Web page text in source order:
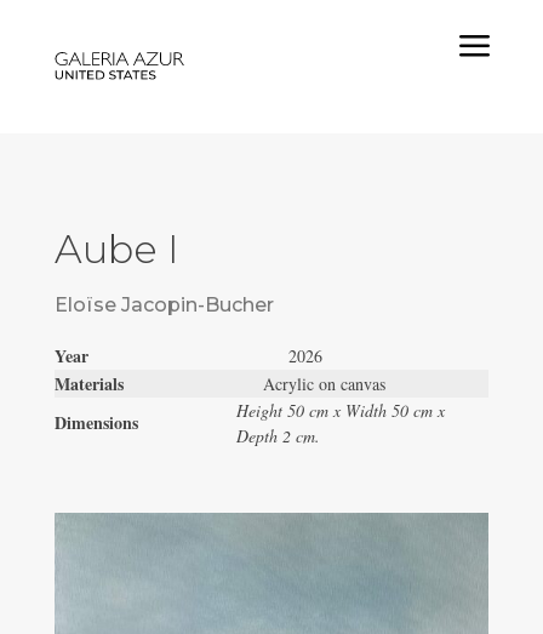
a
Aube I
Eloïse Jacopin-Bucher
Year 2026
Materials Acrylic on canvas
Dimensions
Height 50 cm x Width 50 cm x
Depth 2 cm.